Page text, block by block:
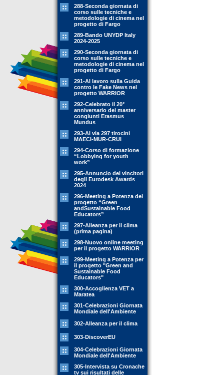
288-Seconda giornata di
corso sulle tecniche e
metodologie di cinema nel
progetto di Fargo
289-Bando UNYDP Italy
2024-2025
290-Seconda giornata di
corso sulle tecniche e
metodologie di cinema nel
progetto di Fargo
291-Al lavoro sulla Guida
contro le Fake News nel
progetto WARRIOR
292-Celebrato il 20°
anniversario dei master
congiunti Erasmus
Mundus
293-Al via 297 tirocini
MAECI-MUR-CRUI
294-Corso di formazione
“Lobbying for youth
work”
295-Annuncio dei vincitori
degli Eurodesk Awards
2024
296-Meeting a Potenza del
progetto “Green
andSustainable Food
Educators”
297-Alleanza per il clima
(prima pagina)
298-Nuovo online meeting
per il progetto WARRIOR
299-Meeting a Potenza per
il progetto "Green and
Sustainable Food
Educators"
300-Accoglienza VET a
Maratea
301-Celebrazioni Giornata
Mondiale dell'Ambiente
302-Alleanza per il clima
303-DiscoverEU
304-Celebrazioni Giornata
Mondiale dell'Ambiente
305-Intervista su Cronache
tv sui risultati delle